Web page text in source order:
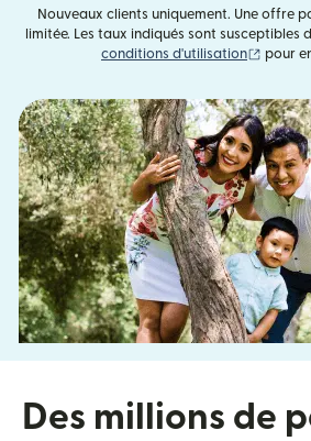
Nouveaux clients uniquement. Une offre
limitée. Les taux indiqués sont susceptibles
conditions d'utilisation
pour
Des millions de